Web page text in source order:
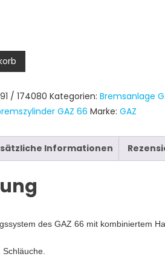
/ 174080 Kategorien: Bremsanlage
GAZ 66 Marke: GAZ
Informationen
des GAZ 66 mit kombiniertem